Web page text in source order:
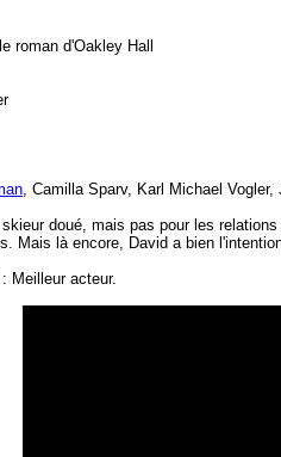
roman d'Oakley Hall
, Camilla Sparv, Karl Michael
doué, mais pas pour les
Mais là encore, David a bien
Meilleur acteur.